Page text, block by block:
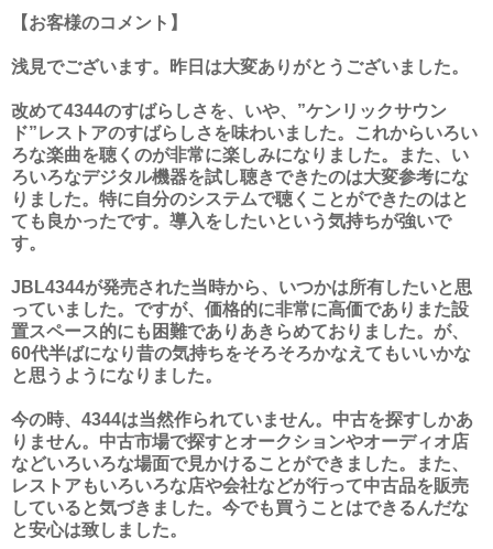
【お客様のコメント】
浅見でございます。昨日は大変ありがとうございました。
改めて4344のすばらしさを、いや、”ケンリックサウン
ド”レストアのすばらしさを味わいました。これからいろい
ろな楽曲を聴くのが非常に楽しみになりました。また、い
ろいろなデジタル機器を試し聴きできたのは大変参考にな
りました。特に自分のシステムで聴くことができたのはと
ても良かったです。導入をしたいという気持ちが強いで
す。
JBL4344が発売された当時から、いつかは所有したいと思
っていました。ですが、価格的に非常に高価でありまた設
置スペース的にも困難でありあきらめておりました。が、
60代半ばになり昔の気持ちをそろそろかなえてもいいかな
と思うようになりました。
今の時、4344は当然作られていません。中古を探すしかあ
りません。中古市場で探すとオークションやオーディオ店
などいろいろな場面で見かけることができました。また、
レストアもいろいろな店や会社などが行って中古品を販売
していると気づきました。今でも買うことはできるんだな
と安心は致しました。